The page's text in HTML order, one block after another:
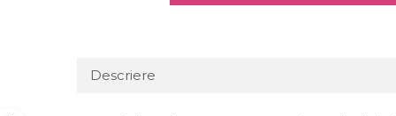
Descriere